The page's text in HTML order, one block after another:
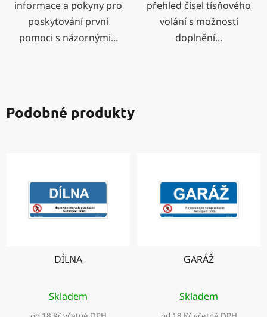
informace a pokyny pro
poskytování první
pomoci s názornými...
přehled čísel tísňového
volání s možností
doplnění...
Podobné produkty
DÍLNA
Skladem
GARÁŽ
Skladem